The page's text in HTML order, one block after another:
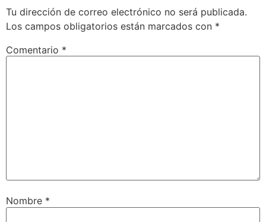
Tu dirección de correo electrónico no será publicada.
Los campos obligatorios están marcados con *
Comentario *
Nombre *